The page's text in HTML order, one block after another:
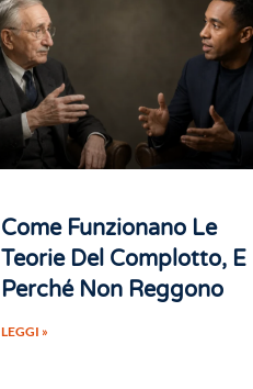
Come Funzionano Le
Teorie Del Complotto, E
Perché Non Reggono
LEGGI »